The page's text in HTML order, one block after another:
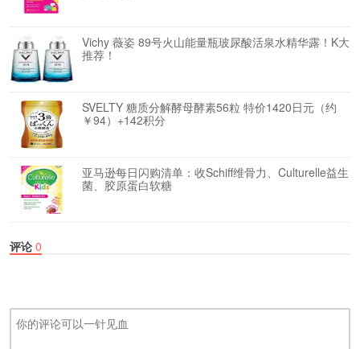
Vichy 薇姿 89号火山能量瓶玻尿酸活泉水精华露！K大
推荐！
SVELTY 糖质分解酵母酵素56粒 特价1420日元（约
￥94）+142积分
亚马逊每日闪购清单：收Schiff维骨力、Culturelle益生
菌、胶原蛋白软糖
评论 0